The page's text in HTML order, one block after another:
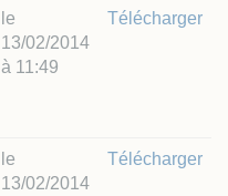
le
13/02/2014
à 11:49
Télécharger
le
13/02/2014
Télécharger